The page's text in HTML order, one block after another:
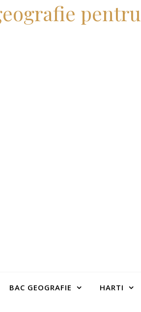
BAC GEOGRAFIE HARTI